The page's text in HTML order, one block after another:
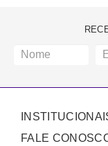
FALE